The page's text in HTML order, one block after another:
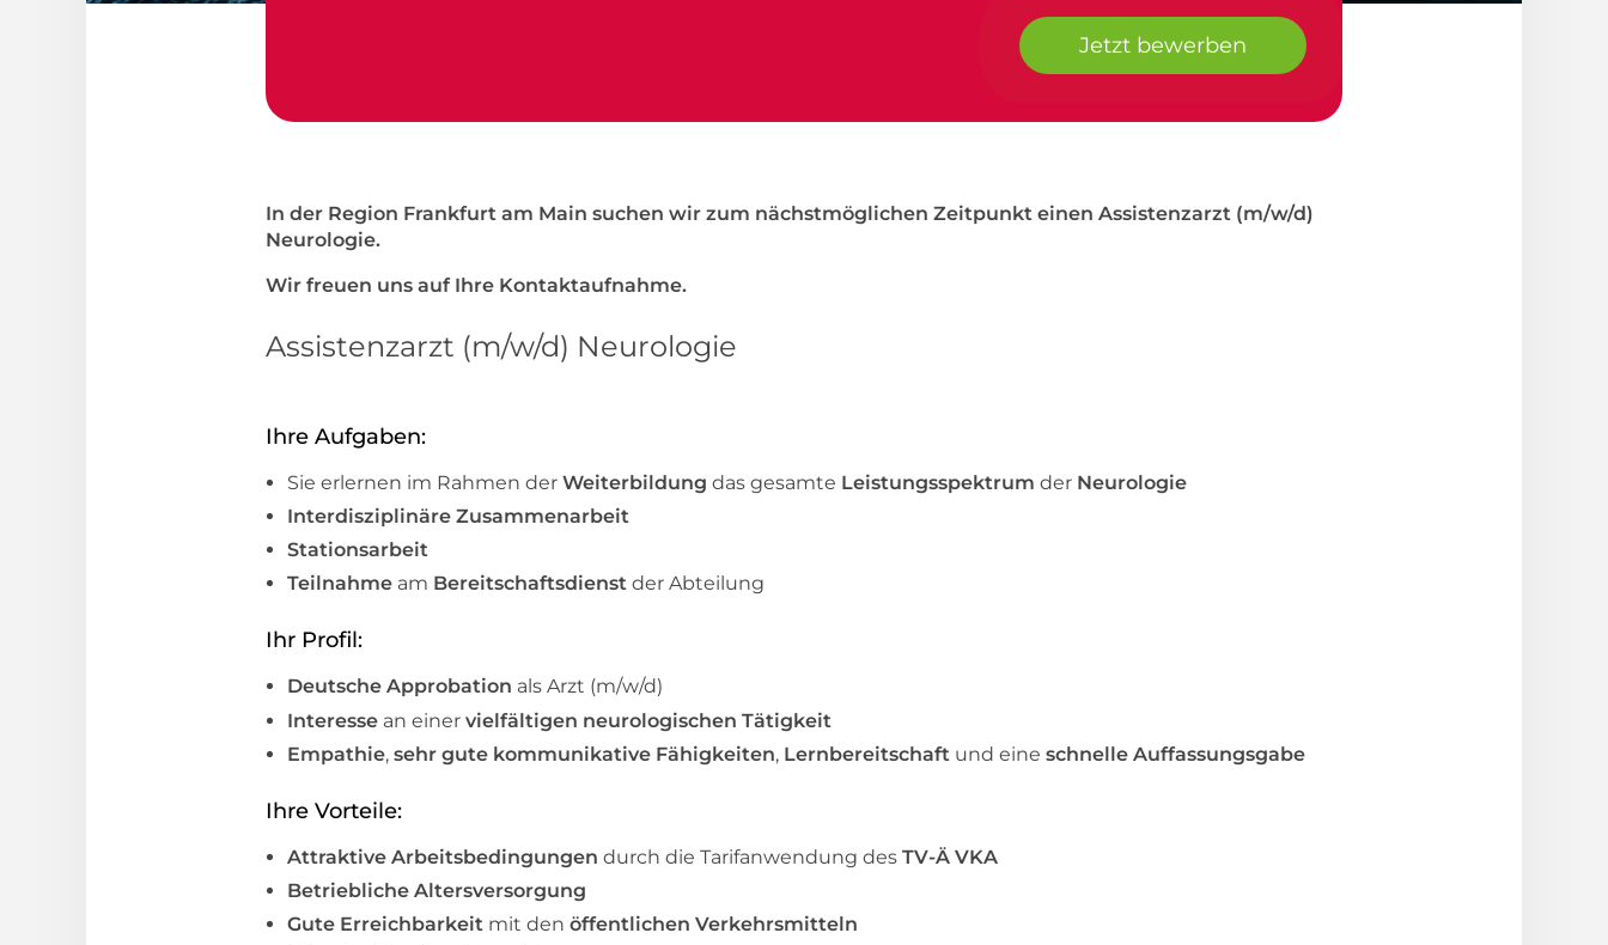
Jetzt bewerben
In der Region Frankfurt am Main suchen wir zum nächstmöglichen Zeitpunkt einen Assistenzarzt (m/w/d)
Neurologie.
Wir freuen uns auf Ihre Kontaktaufnahme.
Assistenzarzt (m/w/d) Neurologie
Ihre Aufgaben:
Sie erlernen im Rahmen der Weiterbildung das gesamte Leistungsspektrum der Neurologie
Interdisziplinäre Zusammenarbeit
Stationsarbeit
Teilnahme am Bereitschaftsdienst der Abteilung
Ihr Profil:
Deutsche Approbation als Arzt (m/w/d)
Interesse an einer vielfältigen neurologischen Tätigkeit
Empathie, sehr gute kommunikative Fähigkeiten, Lernbereitschaft und eine schnelle Auffassungsgabe
Ihre Vorteile:
Attraktive Arbeitsbedingungen durch die Tarifanwendung des TV-Ä VKA
Betriebliche Altersversorgung
Gute Erreichbarkeit mit den öffentlichen Verkehrsmitteln